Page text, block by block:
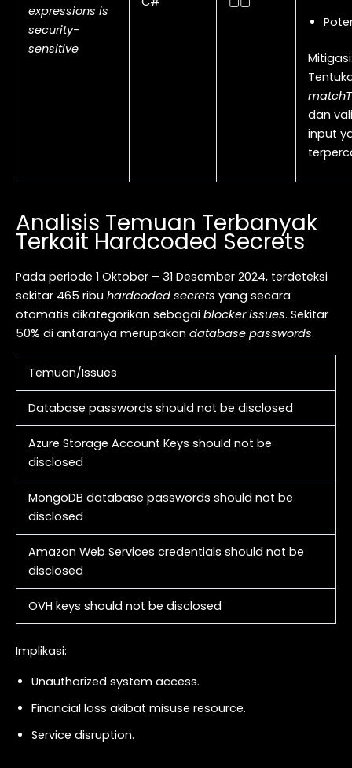
expressions is
security-
sensitive
dan
input
Analisis Temuan Terbanyak
Terkait Hardcoded Secrets
Pada periode 1 Oktober – 31 Desember 2024, terdeteksi
sekitar 465 ribu hardcoded secrets yang secara
otomatis dikategorikan sebagai blocker issues. Sekitar
50% di antaranya merupakan database passwords.
Temuan/Issues
Database passwords should not be disclosed
Azure Storage Account Keys should not be
disclosed
MongoDB database passwords should not be
disclosed
Amazon Web Services credentials should not be
disclosed
OVH keys should not be disclosed
Implikasi:
Unauthorized system access.
Financial loss akibat misuse resource.
Service disruption.